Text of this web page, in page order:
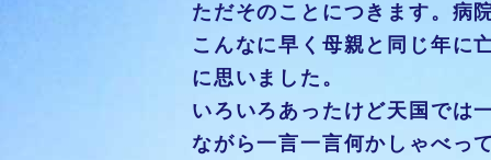
ただそのことにつきます。病
こんなに早く母親と同じ年に
に思いました。
いろいろあったけど天国では
ながら一言一言何かしゃべっ